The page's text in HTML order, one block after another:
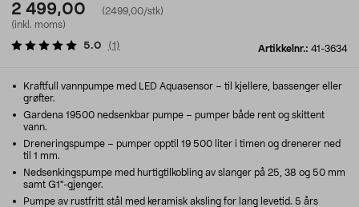
2 499,00
(2499,00/stk)
(inkl. moms)
Artikkelnr.: 41-3634
5.0 (1 )
Kraftfull vannpumpe med LED Aquasensor – til kjellere, bassenger eller
grøfter.
Gardena 19500 nedsenkbar pumpe – pumper både rent og skittent
vann.
Dreneringspumpe – pumper opptil 19 500 liter i timen og drenerer ned
til 1 mm.
Nedsenkingspumpe med hurtigtilkobling av slanger på 25, 38 og 50 mm
samt G1"-gjenger.
Pumpe av rustfritt stål med keramisk aksling for lang levetid. 5 års